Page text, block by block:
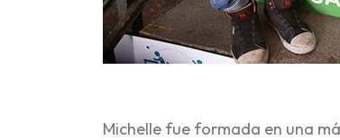
Michelle fue formada en una